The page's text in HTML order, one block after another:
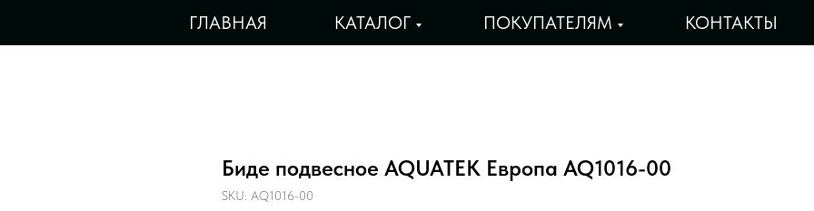
ГЛАВНАЯ КАТАЛОГ ПОКУПАТЕЛЯМ КОНТАКТЫ
Биде подвесное AQUATEK Европа AQ1016-00
SKU: AQ1016-00